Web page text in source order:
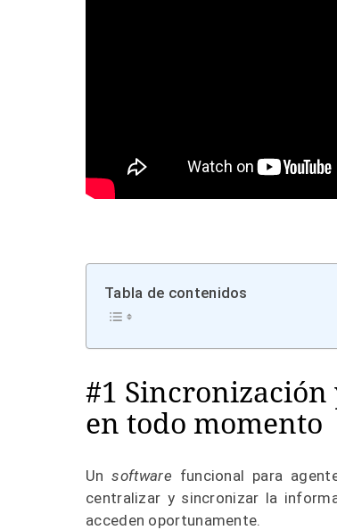
Tabla de contenidos
#1
en todo momento
Unsoftware funcional para
centralizar y sincronizar la
acceden oportunamente.